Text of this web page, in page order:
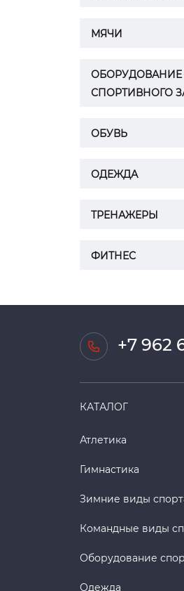
МЯЧИ
ОБОРУДОВАНИЕ
СПОРТИВНОГО
ОБУВЬ
ОДЕЖДА
ТРЕНАЖЕРЫ
ФИТНЕС
+7 962
КАТАЛОГ
Атлетика
Гимнастика
Зимние виды
Командные виды
Оборудование
Одежда